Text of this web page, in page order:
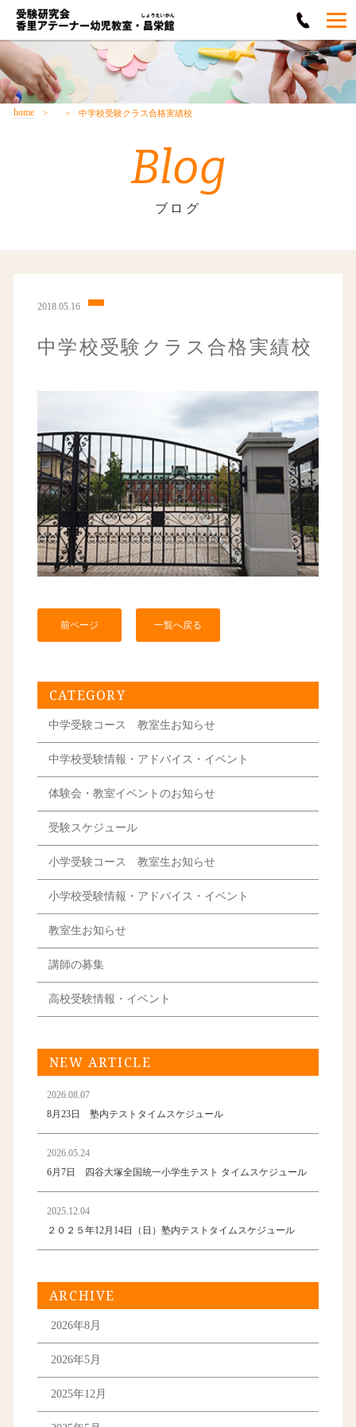
home 中学校受験クラス合格実績校
Blog
ブログ
2018.05.16
中学校受験クラス合格実績校
前ページ 一覧へ戻る
CATEGORY
中学受験コース 教室生お知らせ
中学校受験情報・アドバイス・イベント
体験会・教室イベントのお知らせ
受験スケジュール
小学受験コース 教室生お知らせ
小学校受験情報・アドバイス・イベント
教室生お知らせ
講師の募集
高校受験情報・イベント
NEW ARTICLE
2026.08.07
8月23日 塾内テストタイムスケジュール
2026.05.24
6月7日 四谷大塚全国統一小学生テスト タイムスケジュール
2025.12.04
２０２５年12月14日（日）塾内テストタイムスケジュール
ARCHIVE
2026年8月
2026年5月
2025年12月